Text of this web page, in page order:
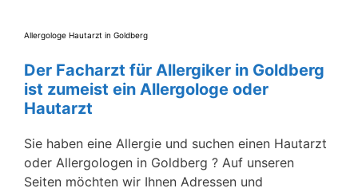
Allergologe Hautarzt in Goldberg
Der Facharzt für Allergiker in Goldberg
ist zumeist ein Allergologe oder
Hautarzt
Sie haben eine Allergie und suchen einen Hautarzt
oder Allergologen in Goldberg ? Auf unseren
Seiten möchten wir Ihnen Adressen und